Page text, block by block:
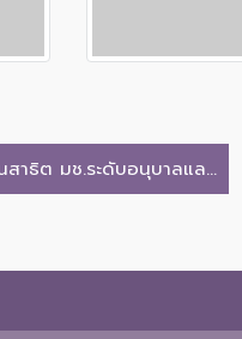
สาธิต มช.ระดับอนุบาลแล...